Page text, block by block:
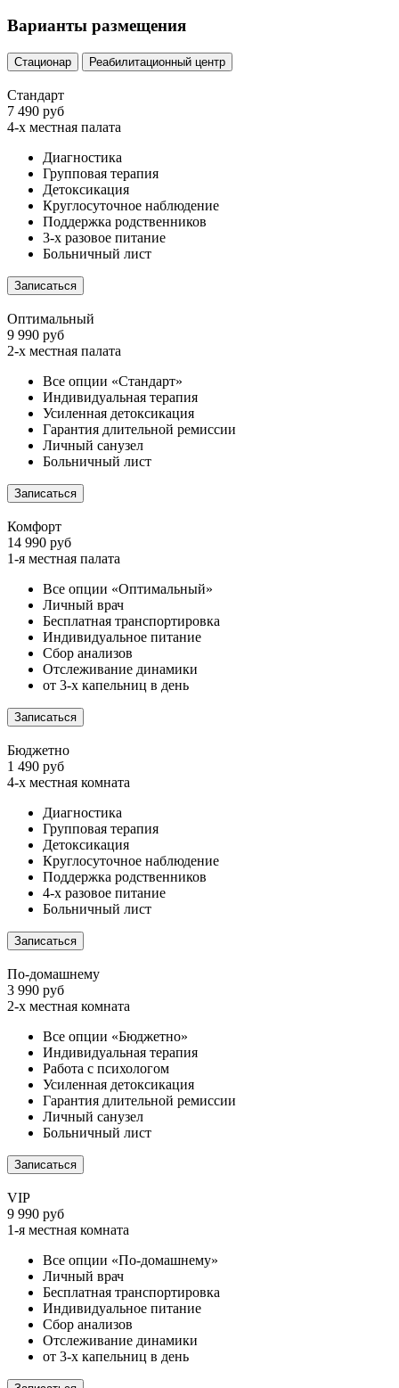
Варианты размещения
Стационар Реабилитационный центр
Стандарт
7 490 руб
4-х местная палата
Диагностика
Групповая терапия
Детоксикация
Круглосуточное наблюдение
Поддержка родственников
3-х разовое питание
Больничный лист
Записаться
Оптимальный
9 990 руб
2-х местная палата
Все опции «Стандарт»
Индивидуальная терапия
Усиленная детоксикация
Гарантия длительной ремиссии
Личный санузел
Больничный лист
Записаться
Комфорт
14 990 руб
1-я местная палата
Все опции «Оптимальный»
Личный врач
Бесплатная транспортировка
Индивидуальное питание
Сбор анализов
Отслеживание динамики
от 3-х капельниц в день
Записаться
Бюджетно
1 490 руб
4-х местная комната
Диагностика
Групповая терапия
Детоксикация
Круглосуточное наблюдение
Поддержка родственников
4-х разовое питание
Больничный лист
Записаться
По-домашнему
3 990 руб
2-х местная комната
Все опции «Бюджетно»
Индивидуальная терапия
Работа с психологом
Усиленная детоксикация
Гарантия длительной ремиссии
Личный санузел
Больничный лист
Записаться
VIP
9 990 руб
1-я местная комната
Все опции «По-домашнему»
Личный врач
Бесплатная транспортировка
Индивидуальное питание
Сбор анализов
Отслеживание динамики
от 3-х капельниц в день